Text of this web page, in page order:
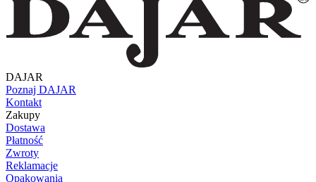
DAJAR
Poznaj DAJAR
Kontakt
Zakupy
Dostawa
Płatność
Zwroty
Reklamacje
Opakowania